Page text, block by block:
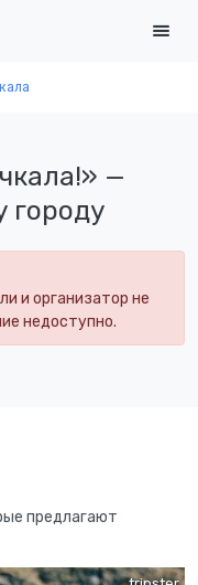
—
городу
и организатор не
недоступно.
предлагают